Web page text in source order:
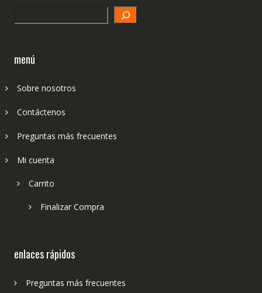
menú
Sobre nosotros
Contáctenos
Preguntas más frecuentes
Mi cuenta
Carrito
Finalizar Compra
enlaces rápidos
Preguntas más frecuentes